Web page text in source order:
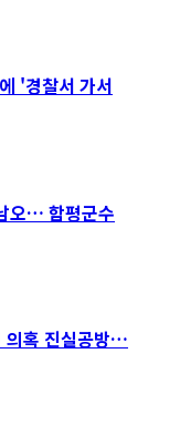
'경찰서 가서
오… 함평군수
의혹 진실공방…